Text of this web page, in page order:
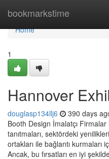
bookmarkstime
Home
Home
1
Hannover
douglasp134llj6 390 days
Booth Design İmalatçı
tanıtmaları, sektördeki
ortakları ile bağlantı kurmaları
Ancak, bu fırsatları en iyi